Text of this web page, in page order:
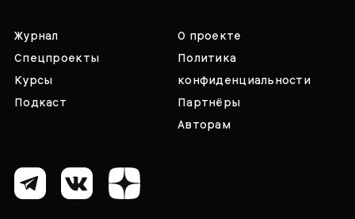
Журнал
Спецпроекты
Курсы
Подкаст
О проекте
Политика
конфиденциальности
Партнёры
Авторам